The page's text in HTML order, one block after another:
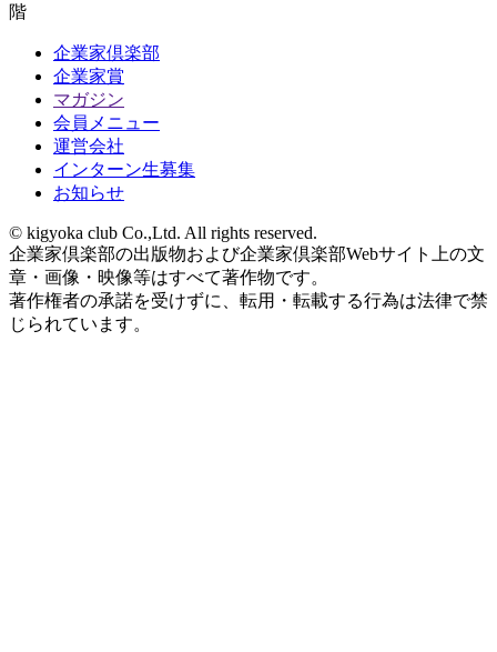
階
企業家倶楽部
企業家賞
マガジン
会員メニュー
運営会社
インターン生募集
お知らせ
© kigyoka club Co.,Ltd. All rights reserved.
企業家倶楽部の出版物および企業家倶楽部Webサイト上の文
章・画像・映像等はすべて著作物です。
著作権者の承諾を受けずに、転用・転載する行為は法律で禁
じられています。